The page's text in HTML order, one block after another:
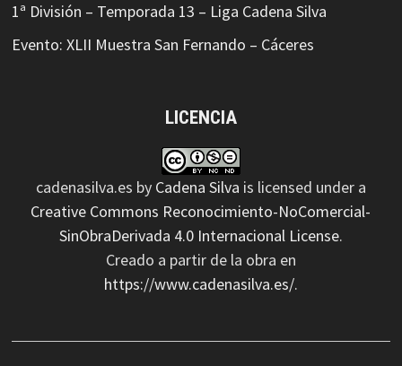
1ª División – Temporada 13 – Liga Cadena Silva
Evento: XLII Muestra San Fernando – Cáceres
LICENCIA
cadenasilva.es by Cadena Silva is licensed under a
Creative Commons Reconocimiento-NoComercial-
SinObraDerivada 4.0 Internacional License.
Creado a partir de la obra en
https://www.cadenasilva.es/.